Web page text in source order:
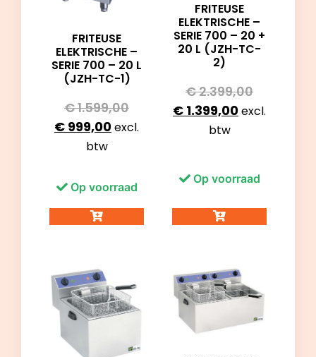
FRITEUSE
ELEKTRISCHE –
SERIE 700 – 20 L
(JZH-TC-1)
€1.599,00
€ 999,00excl.
btw
Op voorraad
FRITEUSE
ELEKTRISCHE –
SERIE 700 – 20 +
20 L (JZH-TC-
2)
€2.399,00
€ 1.399,00excl.
btw
Op voorraad